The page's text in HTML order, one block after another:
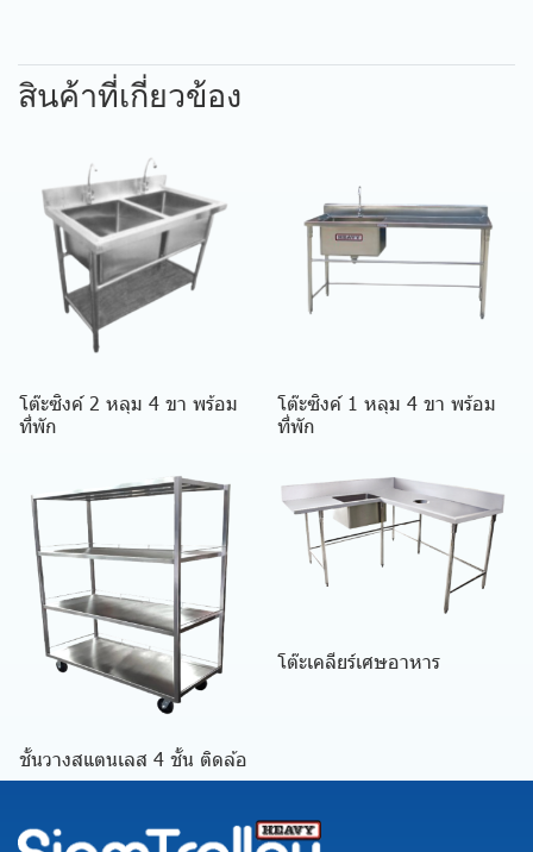
สินค้าที่เกี่ยวข้อง
โต๊ะซิงค์ 2 หลุม 4 ขา พร้อม
ที่พัก
โต๊ะซิงค์ 1 หลุม 4 ขา พร้อม
ที่พัก
ชั้นวางสแตนเลส 4 ชั้น ติดล้อ
โต๊ะเคลียร์เศษอาหาร